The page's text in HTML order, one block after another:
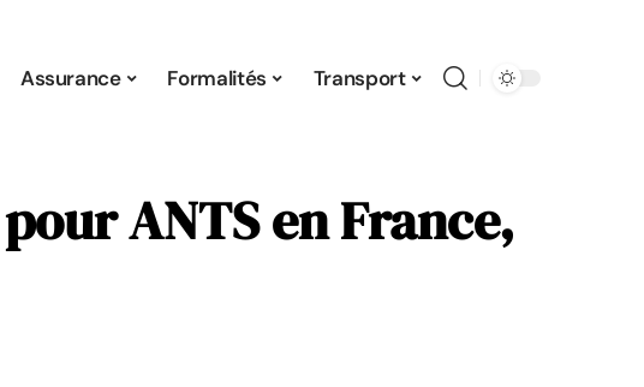
Assurance Formalités Transport
ANTS en France,